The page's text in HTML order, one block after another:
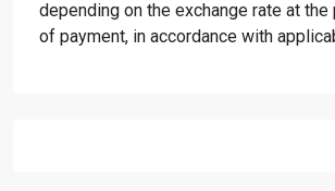
depending on the exchange rate at the
of payment, in accordance with